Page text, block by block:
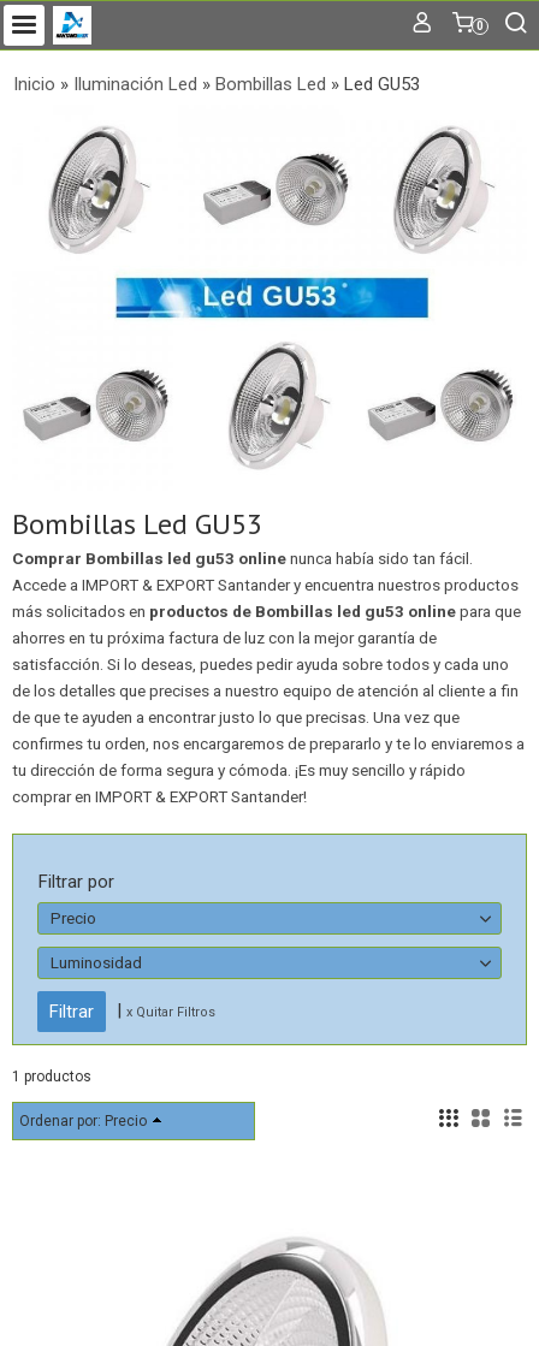
0
Inicio » Iluminación Led » Bombillas Led » Led GU53
Bombillas Led GU53
Comprar Bombillas led gu53 onlinenunca había sido tan fácil.
Accede a IMPORT & EXPORT Santander y encuentra nuestros productos
más solicitados en productos de Bombillas led gu53 onlinepara que
ahorres en tu próxima factura de luz con la mejor garantía de
satisfacción. Si lo deseas, puedes pedir ayuda sobre todos y cada uno
de los detalles que precises a nuestro equipo de atención al cliente a fin
de que te ayuden a encontrar justo lo que precisas. Una vez que
confirmes tu orden, nos encargaremos de prepararlo y te lo enviaremos a
tu dirección de forma segura y cómoda. ¡Es muy sencillo y rápido
comprar en IMPORT & EXPORT Santander!
Filtrar por
Precio
Luminosidad
| x Quitar Filtros
1 productos
Ordenar por: Precio